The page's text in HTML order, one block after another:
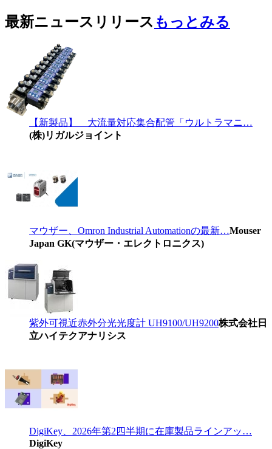
最新ニュースリリース もっとみる
【新製品】 大流量対応集合配管「ウルトラマニ…
(株)リガルジョイント
マウザー、Omron Industrial Automationの最新…Mouser
Japan GK(マウザー・エレクトロニクス)
紫外可視近赤外分光光度計 UH9100/UH9200株式会社日
立ハイテクアナリシス
DigiKey、2026年第2四半期に在庫製品ラインアッ…
DigiKey